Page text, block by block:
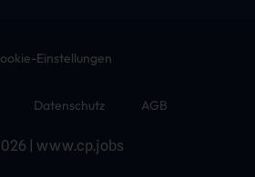
Einstellungen
Datenschutz AGB
| www.cp.jobs